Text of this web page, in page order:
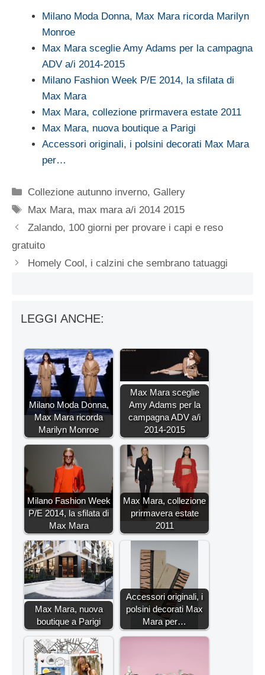
Milano Moda Donna, Max Mara ricorda Marilyn
Monroe
Max Mara sceglie Amy Adams per la campagna
ADV a/i 2014-2015
Milano Fashion Week P/E 2014, la sfilata di
Max Mara
Max Mara, collezione prirmavera estate 2011
Max Mara, nuova boutique a Parigi
Accessori originali, i polsini decorati Max Mara
per…
Categorie
Collezione autunno inverno, Gallery
Tag
Max Mara, max mara a/i 2014 2015
Zalando, 100 giorni per provare i capi e reso
gratuito
Homely Cool, i calzini che sembrano tatuaggi
LEGGI ANCHE:
Milano Moda Donna,
Max Mara ricorda
Marilyn Monroe
Max Mara sceglie
Amy Adams per la
campagna ADV a/i
2014-2015
Milano Fashion Week
P/E 2014, la sfilata di
Max Mara
Max Mara, collezione
prirmavera estate
2011
Max Mara, nuova
boutique a Parigi
Accessori originali, i
polsini decorati Max
Mara per…